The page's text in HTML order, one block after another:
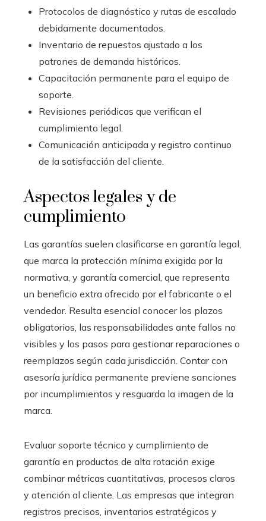
Protocolos de diagnóstico y rutas de escalado
debidamente documentados.
Inventario de repuestos ajustado a los
patrones de demanda históricos.
Capacitación permanente para el equipo de
soporte.
Revisiones periódicas que verifican el
cumplimiento legal.
Comunicación anticipada y registro continuo
de la satisfacción del cliente.
Aspectos legales y de
cumplimiento
Las garantías suelen clasificarse en garantía legal,
que marca la protección mínima exigida por la
normativa, y garantía comercial, que representa
un beneficio extra ofrecido por el fabricante o el
vendedor. Resulta esencial conocer los plazos
obligatorios, las responsabilidades ante fallos no
visibles y los pasos para gestionar reparaciones o
reemplazos según cada jurisdicción. Contar con
asesoría jurídica permanente previene sanciones
por incumplimientos y resguarda la imagen de la
marca.
Evaluar soporte técnico y cumplimiento de
garantía en productos de alta rotación exige
combinar métricas cuantitativas, procesos claros
y atención al cliente. Las empresas que integran
registros precisos, inventarios estratégicos y